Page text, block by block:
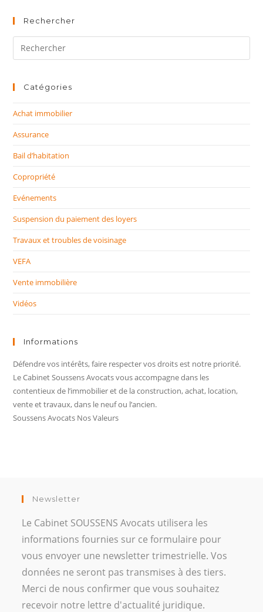
Rechercher
Rechercher
sur
siteCatégories
Achat immobilier
Assurance
Bail d’habitation
Copropriété
Evénements
Suspension du paiement des loyers
Travaux et troubles de voisinage
VEFA
Vente immobilière
Vidéos
Informations
Défendre vos intérêts, faire respecter vos droits est notre priorité.
Le Cabinet Soussens Avocats vous accompagne dans les
contentieux de l’immobilier et de la construction, achat, location,
vente et travaux, dans le neuf ou l’ancien.
Soussens Avocats Nos Valeurs
Newsletter
Le Cabinet SOUSSENS Avocats utilisera les
informations fournies sur ce formulaire pour
vous envoyer une newsletter trimestrielle. Vos
données ne seront pas transmises à des tiers.
Merci de nous confirmer que vous souhaitez
recevoir notre lettre d'actualité juridique.